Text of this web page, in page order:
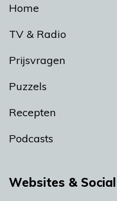
Home
TV & Radio
Prijsvragen
Puzzels
Recepten
Podcasts
Websites & Social